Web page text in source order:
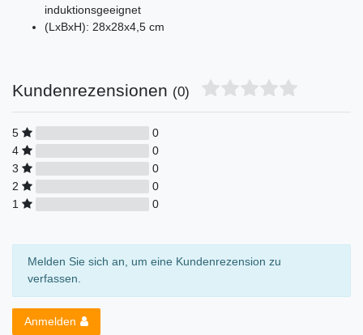
induktionsgeeignet
(LxBxH): 28x28x4,5 cm
Kundenrezensionen (0)
5
0
4
0
3
0
2
0
1
0
Melden Sie sich an, um eine Kundenrezension zu
verfassen.
Anmelden